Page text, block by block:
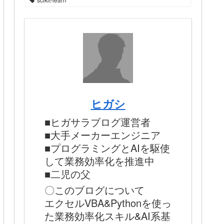
ヒガシ
■ヒガサラブログ運営者
■大手メーカーエンジニア
■プログラミングとAIを駆使
して業務効率化を推進中
■二児の父
〇このブログについて
エクセルVBA&Pythonを使っ
た業務効率化スキル&AI系基